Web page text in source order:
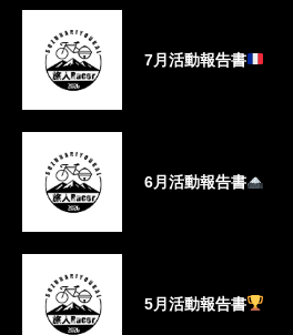
7月活動報告書
6月活動報告書
5月活動報告書